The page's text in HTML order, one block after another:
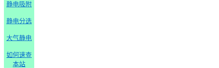
静电吸附
静电分选
大气静电
如何速查
本站